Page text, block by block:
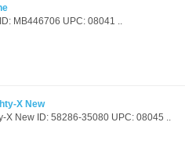
MB446706 UPC: 08041 ..
X New
X New ID: 58286-35080 UPC: 08045 ..